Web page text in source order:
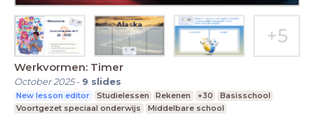
Werkvormen: Timer
October 2025- 9 slides
New lesson editor Studielessen Rekenen +30
Basisschool
Voortgezet speciaal onderwijs
Middelbare school